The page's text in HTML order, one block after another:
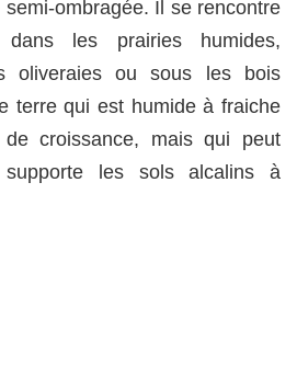
ombragée. Il se rencontre
les prairies humides,
oliveraies ou sous les bois
terre qui est humide à fraiche
croissance, mais qui peut
les sols alcalins à